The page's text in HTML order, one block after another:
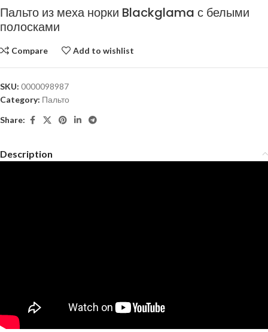
Пальто из меха норки Blackglama с белыми
полосками
Compare Add to wishlist
SKU: 0000098987
Category: Пальто
Share:
Description